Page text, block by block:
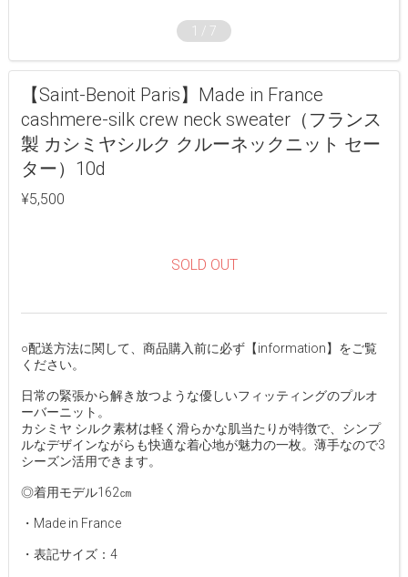
1 / 7
【Saint-Benoit Paris】Made in France
cashmere-silk crew neck sweater（フランス
製 カシミヤシルク クルーネックニット セー
ター）10d
¥5,500
SOLD OUT
○配送方法に関して、商品購入前に必ず【information】をご覧
ください。
日常の緊張から解き放つような優しいフィッティングのプルオ
ーバーニット。
カシミヤ シルク素材は軽く滑らかな肌当たりが特徴で、シンプ
ルなデザインながらも快適な着心地が魅力の一枚。薄手なので3
シーズン活用できます。
◎着用モデル162㎝
・Made in France
・表記サイズ：4